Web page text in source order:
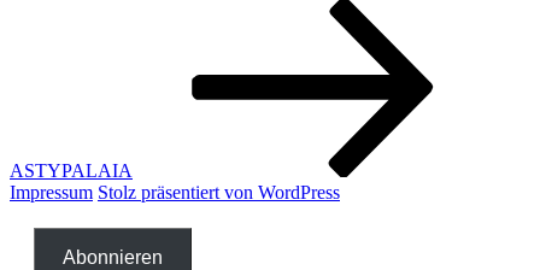
ASTYPALAIA
Impressum Stolz präsentiert von WordPress
Abonnieren